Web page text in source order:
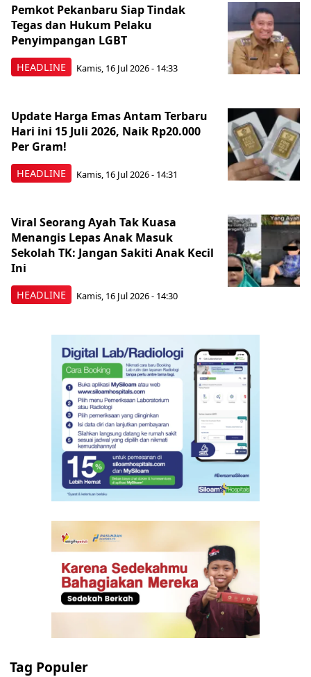
HEADLINE
Pemkot Pekanbaru Siap Tindak
Tegas dan Hukum Pelaku
Penyimpangan LGBT
Kamis, 16 Jul 2026 - 14:33
HEADLINE
Update Harga Emas Antam Terbaru
Hari ini 15 Juli 2026, Naik Rp20.000
Per Gram!
Kamis, 16 Jul 2026 - 14:31
HEADLINE
Viral Seorang Ayah Tak Kuasa
Menangis Lepas Anak Masuk
Sekolah TK: Jangan Sakiti Anak Kecil
Ini
Kamis, 16 Jul 2026 - 14:30
Tag Populer